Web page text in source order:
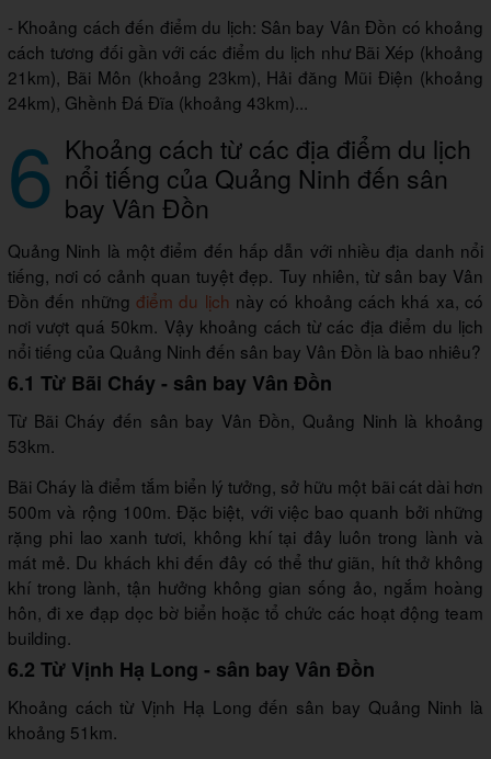
- Khoảng cách đến điểm du lịch: Sân bay Vân Đồn có khoảng
cách tương đối gần với các điểm du lịch như Bãi Xép (khoảng
21km), Bãi Môn (khoảng 23km), Hải đăng Mũi Điện (khoảng
24km), Ghềnh Đá Đĩa (khoảng 43km)...
6 Khoảng cách từ các địa điểm du lịch
nổi tiếng của Quảng Ninh đến sân
bay Vân Đồn
Quảng Ninh là một điểm đến hấp dẫn với nhiều địa danh nổi
tiếng, nơi có cảnh quan tuyệt đẹp. Tuy nhiên, từ sân bay Vân
Đồn đến những điểm du lịch này có khoảng cách khá xa, có
nơi vượt quá 50km. Vậy khoảng cách từ các địa điểm du lịch
nổi tiếng của Quảng Ninh đến sân bay Vân Đồn là bao nhiêu?
6.1 Từ Bãi Cháy - sân bay Vân Đồn
Từ Bãi Cháy đến sân bay Vân Đồn, Quảng Ninh là khoảng
53km.
Bãi Cháy là điểm tắm biển lý tưởng, sở hữu một bãi cát dài hơn
500m và rộng 100m. Đặc biệt, với việc bao quanh bởi những
rặng phi lao xanh tươi, không khí tại đây luôn trong lành và
mát mẻ. Du khách khi đến đây có thể thư giãn, hít thở không
khí trong lành, tận hưởng không gian sống ảo, ngắm hoàng
hôn, đi xe đạp dọc bờ biển hoặc tổ chức các hoạt động team
building.
6.2 Từ Vịnh Hạ Long - sân bay Vân Đồn
Khoảng cách từ Vịnh Hạ Long đến sân bay Quảng Ninh là
khoảng 51km.